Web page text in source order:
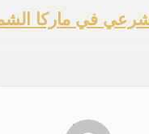
في ماركا